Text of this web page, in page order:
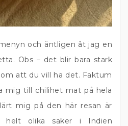
och äntligen åt jag en
Obs – det blir bara stark
att du vill ha det. Faktum
mig till chilihet mat på hela
mig på den här resan är
olika saker i Indien